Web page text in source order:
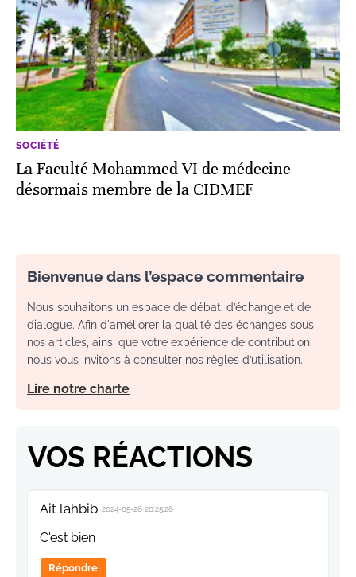
SOCIÉTÉ
La Faculté Mohammed VI de médecine
désormais membre de la CIDMEF
Bienvenue dans l’espace commentaire
Nous souhaitons un espace de débat, d’échange et de
dialogue. Afin d'améliorer la qualité des échanges sous
nos articles, ainsi que votre expérience de contribution,
nous vous invitons à consulter nos règles d’utilisation.
Lire notre charte
VOS RÉACTIONS
Ait lahbib 2024-05-26 20:25:26
C'est bien
Répondre